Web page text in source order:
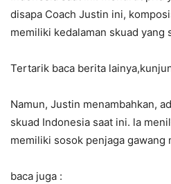
disapa Coach Justin ini,
memiliki kedalaman skuad yang
Tertarik baca berita
Namun, Justin menambahkan,
skuad Indonesia saat ini. la
memiliki sosok penjaga gawang
baca juga :